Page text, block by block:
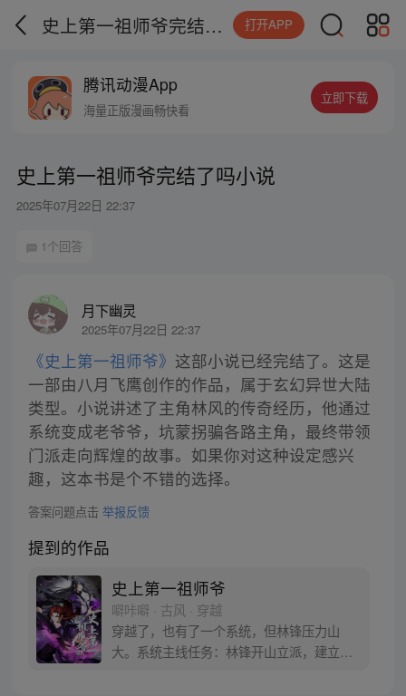
史上第一祖师爷完结了吗小说 打开APP
腾讯动漫App
海量正版漫画畅快看
立即下载
史上第一祖师爷完结了吗小说
2025年07月22日 22:37
1个回答
月下幽灵
2025年07月22日 22:37
《史上第一祖师爷》 这部小说已经完结了。这是
一部由八月飞鹰创作的作品，属于玄幻异世大陆
类型。小说讲述了主角林风的传奇经历，他通过
系统变成老爷爷，坑蒙拐骗各路主角，最终带领
门派走向辉煌的故事。如果你对这种设定感兴
趣，这本书是个不错的选择。
答案问题点击 举报反馈
提到的作品
史上第一祖师爷
噼咔噼 · 古风 · 穿越
穿越了，也有了一个系统，但林锋压力山
大。系统主线任务：林锋开山立派，建立史